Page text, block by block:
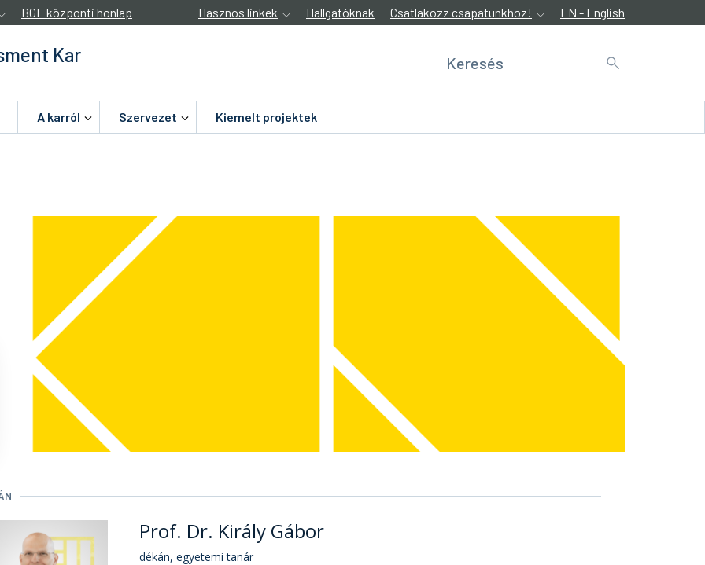
BGE központi honlap Hasznos linkek Hallgatóknak Csatlakozz csapatunkhoz! EN - English
Kar
A karról Szervezet Kiemelt projektek
Prof. Dr. Király Gábor
dékán, egyetemi tanár